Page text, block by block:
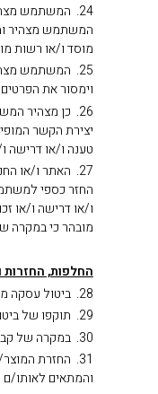
24. המשתמש
המשתמש מצהיר
מוסד ו/או רשות
25. המשתמש
וימסור את
26. כן מצהיר
יצירת הקשר
טענה ו/או דרישה
החזר כספי
ו/או דרישה ו/או
מובהר כי במקרה
החלפות, החזרות
28. ביטול עסקה מתבצע באמצעות פנייה טלפונית ו/או פנייה מקוונת לשירות הלקוחות של בית העסק באחת או יותר מדרכי יצירת הקשר המופיעות באתר.
29. תוקפו של ביטול העסקה מותנה בקבלת אישור בעל פה ו/או בכתב מטעם מערכת שירות הלקוחות של בית העסק, המאשרת את קבלת הבקשה לביטול העסקה.
30. במקרה של קבלת אישור על ביטול עסקה לאחר אספקת המוצר/ים למשתמש, על המשתמש להשיב את המוצר/ים למייסד, כאשר כל העלויות הכרוכות בהחזרת המוצר/ים תחולנה על המשתמש בלבד.
והמתאים לאותו/